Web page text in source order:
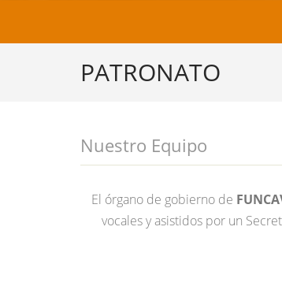
PATRONATO
Nuestro Equipo
El órgano de gobierno de
vocales y asistidos por un